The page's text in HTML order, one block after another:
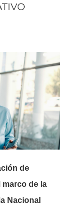
de
de la
Nacional